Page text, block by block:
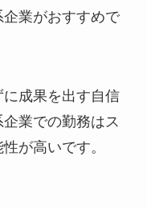
業がおすすめで
成果を出す自信
業での勤務はス
が高いです。